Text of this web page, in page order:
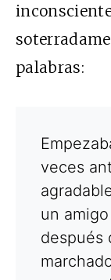
palabras:
veces
un
después